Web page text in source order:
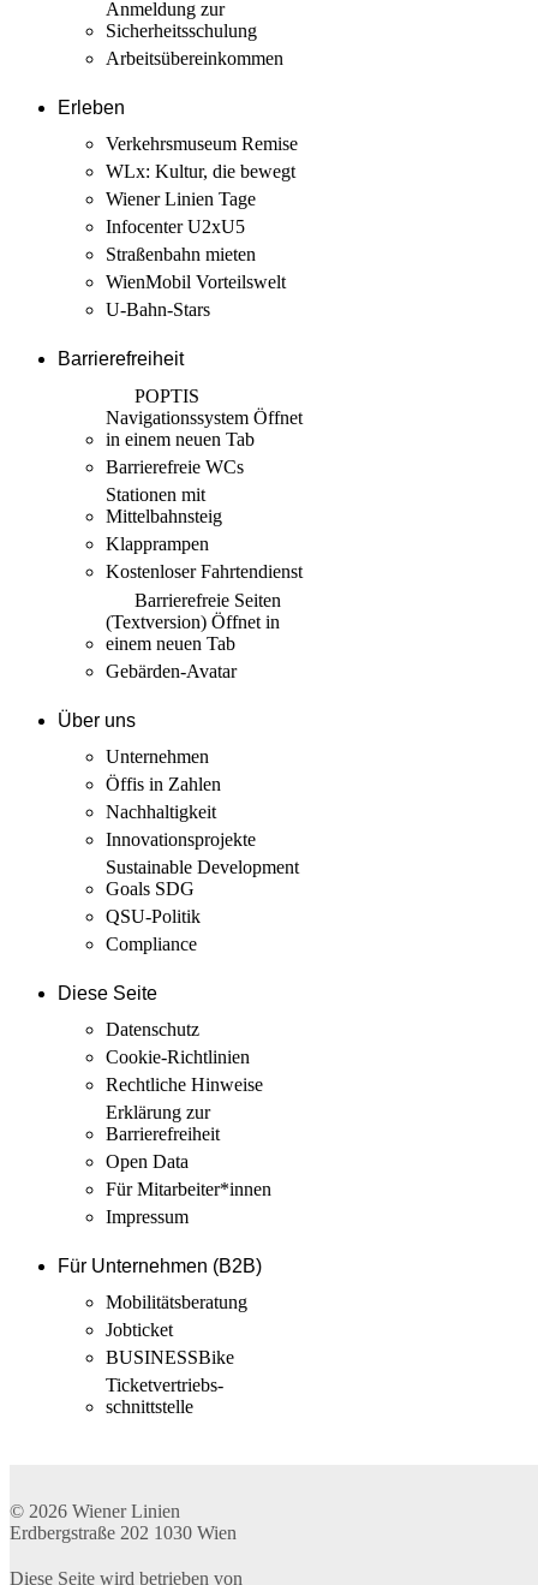
Anmeldung zur
Sicherheits­schulung
Arbeits­übereinkommen
Erleben
Verkehrsmuseum Remise
WLx: Kultur, die bewegt
Wiener Linien Tage
Infocenter U2xU5
Straßenbahn mieten
WienMobil Vorteilswelt
U-Bahn-Stars
Barrierefreiheit
POPTIS
Navigationssystem Öffnet
in einem neuen Tab
Barrierefreie WCs
Stationen mit
Mittelbahnsteig
Klapprampen
Kostenloser Fahrtendienst
Barrierefreie Seiten
(Textversion) Öffnet in
einem neuen Tab
Gebärden-Avatar
Über uns
Unternehmen
Öffis in Zahlen
Nachhaltigkeit
Innovations­projekte
Sustainable Development
Goals SDG
QSU-Politik
Compliance
Diese Seite
Datenschutz
Cookie-Richtlinien
Rechtliche Hinweise
Erklärung zur
Barrierefreiheit
Open Data
Für Mitarbeiter­*innen
Impressum
Für Unternehmen (B2B)
Mobilitäts­beratung
Jobticket
BUSINESSBike
Ticketvertriebs­
schnittstelle
© 2026 Wiener Linien
Erdbergstraße 202 1030 Wien
Diese Seite wird betrieben von